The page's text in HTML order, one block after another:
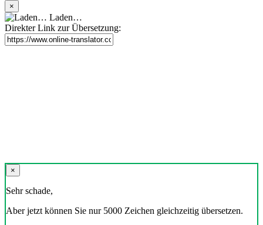
×
Laden…
Direkter Link zur Übersetzung:
×
Sehr schade,
Aber jetzt können Sie nur 5000 Zeichen gleichzeitig übersetzen.